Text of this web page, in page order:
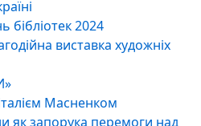
бібліотек 2024
виставка художніх
Масненком
як запорука перемоги над